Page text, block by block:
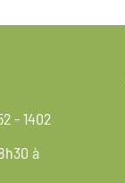
- 1402
à